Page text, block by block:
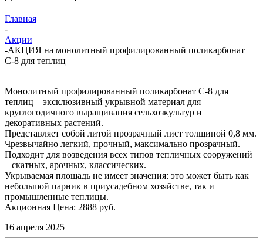
Главная
-
Акции
-АКЦИЯ на монолитный профилированный поликарбонат
С-8 для теплиц
Монолитный профилированный поликарбонат С-8 для
теплиц – эксклюзивный укрывной материал для
круглогодичного выращивания сельхозкультур и
декоративных растений.
Представляет собой литой прозрачный лист толщиной 0,8 мм.
Чрезвычайно легкий, прочный, максимально прозрачный.
Подходит для возведения всех типов тепличных сооружений
– скатных, арочных, классических.
Укрываемая площадь не имеет значения: это может быть как
небольшой парник в приусадебном хозяйстве, так и
промышленные теплицы.
Акционная Цена: 2888 руб.
16 апреля 2025